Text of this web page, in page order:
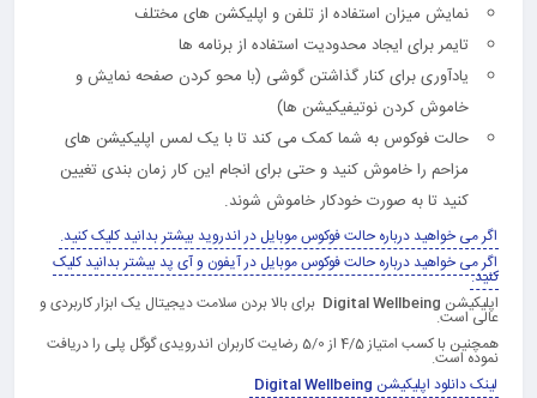
نمایش میزان استفاده از تلفن و اپلیکشن های مختلف
تایمر برای ایجاد محدودیت استفاده از برنامه ها
یادآوری برای کنار گذاشتن گوشی (با محو کردن صفحه نمایش و
خاموش کردن نوتیفیکیشن ها)
حالت فوکوس به شما کمک می کند تا با یک لمس اپلیکیشن های
مزاحم را خاموش کنید و حتی برای انجام این کار زمان بندی تغیین
کنید تا به صورت خودکار خاموش شوند.
اگر می خواهید درباره حالت فوکوس موبایل در اندروید بیشتر بدانید کلیک کنید.
اگر می خواهید درباره حالت فوکوس موبایل در آیفون و آی پد بیشتر بدانید کلیک
کنید.
اپلیکیشن
برای بالا بردن سلامت دیجیتال یک ابزار کاربردی و
عالی است.
همچنین با کسب امتیاز 4/5 از 5/0 رضایت کاربران اندرویدی گوگل پلی را دریافت
نموده است.
لینک دانلود اپلیکیشن Digital Wellbeing